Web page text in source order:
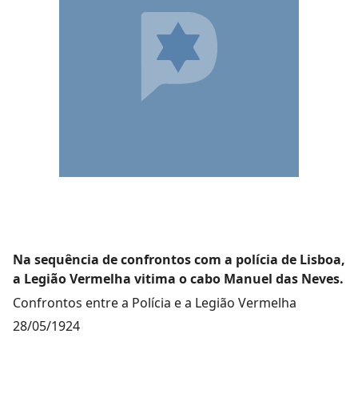
Na sequência de confrontos com a polícia de Lisboa,
a Legião Vermelha vitima o cabo Manuel das Neves.
Confrontos entre a Polícia e a Legião Vermelha
28/05/1924